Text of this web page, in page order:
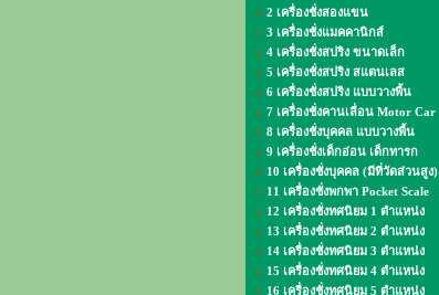
2 เครื่องชั่งสองแขน
3 เครื่องชั่งแมคคานิกส์
4 เครื่องชั่งสปริง ขนาดเล็ก
5 เครื่องชั่งสปริง สแตนเลส
6 เครื่องชั่งสปริง แบบวางพื้น
7 เครื่องชั่งคานเลื่อน Motor Car
8 เครื่องชั่งบุคคล แบบวางพื้น
9 เครื่องชั่งเด็กอ่อน เด็กทารก
10 เครื่องชั่งบุคคล (มีที่วัดส่วนสูง)
11 เครื่องชั่งพกพา Pocket Scale
12 เครื่องชั่งทศนิยม 1 ตำแหน่ง
13 เครื่องชั่งทศนิยม 2 ตำแหน่ง
14 เครื่องชั่งทศนิยม 3 ตำแหน่ง
15 เครื่องชั่งทศนิยม 4 ตำแหน่ง
16 เครื่องชั่งทศนิยม 5 ตำแหน่ง